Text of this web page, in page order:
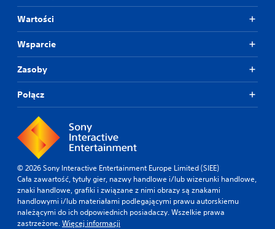
Wartości
Wsparcie
Zasoby
Połącz
© 2026 Sony Interactive Entertainment Europe Limited (SIEE)
Cała zawartość, tytuły gier, nazwy handlowe i/lub wizerunki handlowe,
znaki handlowe, grafiki i związane z nimi obrazy są znakami
handlowymi i/lub materiałami podlegającymi prawu autorskiemu
należącymi do ich odpowiednich posiadaczy. Wszelkie prawa
zastrzeżone.Więcej informacji